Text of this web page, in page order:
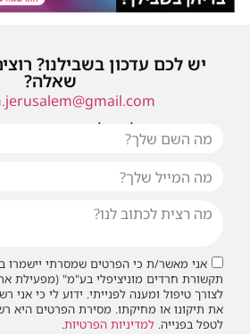
יש לכם עדכון בשבילנו?
שאלה?
או שילחו אלינו פנייה ונחזור
אני מאשר/ת כי הפרטים שמסרתי יישמרו
תקשורת חרדים מוניציפלי בע"מ" (מפעילת
לצורך טיפול ומענה לפנייתי. ידוע לי כי אני
את תיקונו או מחיקתו. מסירת הפרטים היא
לטפל בפנייה. למדיניות הפרטיות.